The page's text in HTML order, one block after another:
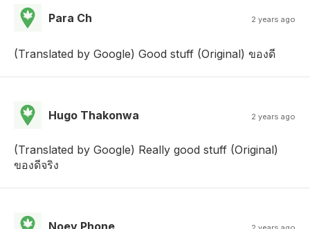
Para Ch 2 years ago
(Translated by Google) Good stuff (Original) ของดี
Hugo Thakonwa 2 years ago
(Translated by Google) Really good stuff (Original)
ของดีจริง
Noey Phone